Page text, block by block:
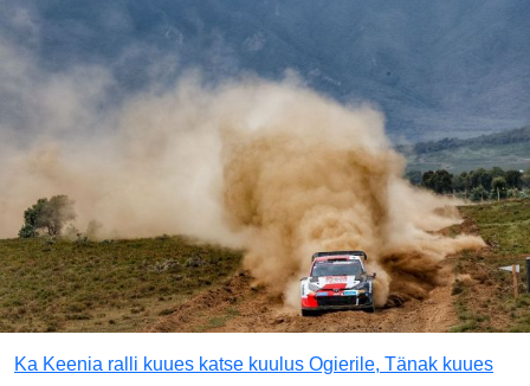
Ka Keenia ralli kuues katse kuulus Ogierile, Tänak kuues